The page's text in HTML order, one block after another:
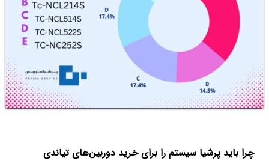
چرا باید پرشیا سیستم را برای خرید دوربین‌های تیاندی